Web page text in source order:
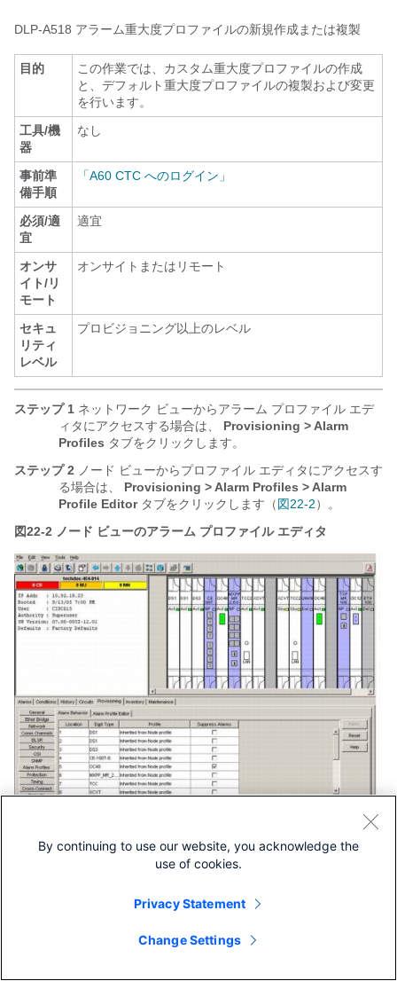
DLP-A518 アラーム重大度プロファイルの新規作成または複製
目的
この作業では、カスタム重大度プロファイルの作成
と、デフォルト重大度プロファイルの複製および変更
を行います。
工具/機
器
なし
事前準
備手順
「A60 CTC へのログイン」
必須/適
宜
適宜
オンサ
イト/リ
モート
オンサイトまたはリモート
セキュ
リティ
レベル
プロビジョニング以上のレベル
ステップ 1 ネットワーク ビューからアラーム プロファイル エデ
ィタにアクセスする場合は、
Provisioning > Alarm
Profiles タブをクリックします。
ステップ 2 ノード ビューからプロファイル エディタにアクセスす
る場合は、
Provisioning > Alarm Profiles > Alarm
Profile Editorタブをクリックします（図22-2）。
図22-2 ノード ビューのアラーム プロファイル エディタ
ステップ 3カード ビューからプロファイル エディタにアクセスす
Provisioning > Alarm Profiles > Alarm
使用中のデフォルト プロファイルを基にして新しいプ
へ進みます。
By continuing to use our website, you acknowledge the
use of cookies.
Privacy Statement
Change Settings